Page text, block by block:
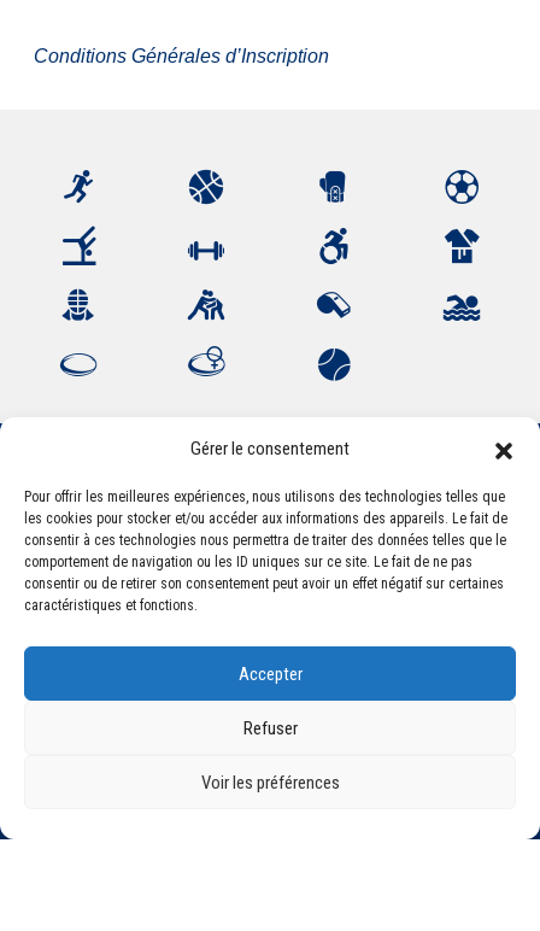
Gérer le consentement
Pour offrir les meilleures expériences, nous utilisons des technologies telles que
les cookies pour stocker et/ou accéder aux informations des appareils. Le fait de
consentir à ces technologies nous permettra de traiter des données telles que le
comportement de navigation ou les ID uniques sur ce site. Le fait de ne pas
consentir ou de retirer son consentement peut avoir un effet négatif sur certaines
caractéristiques et fonctions.
Accepter
Refuser
Voir les préférences
Conditions Générales d’Inscription
Association Sportive Montferrandaise
84, boulevard Léon Jouhaux
CS 80221 - 63021 Clermont-Ferrand Cedex 2
accueil@asm-omnisports.com